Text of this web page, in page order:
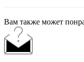
Вам также может